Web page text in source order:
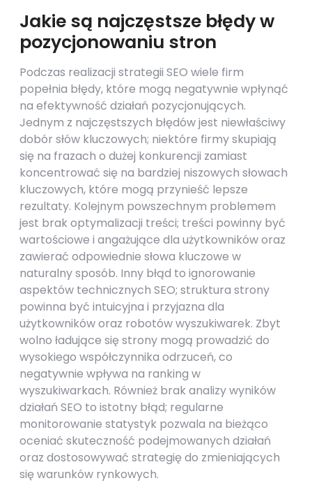
Jakie są najczęstsze błędy w
pozycjonowaniu stron
Podczas realizacji strategii SEO wiele firm
popełnia błędy, które mogą negatywnie wpłynąć
na efektywność działań pozycjonujących.
Jednym z najczęstszych błędów jest niewłaściwy
dobór słów kluczowych; niektóre firmy skupiają
się na frazach o dużej konkurencji zamiast
koncentrować się na bardziej niszowych słowach
kluczowych, które mogą przynieść lepsze
rezultaty. Kolejnym powszechnym problemem
jest brak optymalizacji treści; treści powinny być
wartościowe i angażujące dla użytkowników oraz
zawierać odpowiednie słowa kluczowe w
naturalny sposób. Inny błąd to ignorowanie
aspektów technicznych SEO; struktura strony
powinna być intuicyjna i przyjazna dla
użytkowników oraz robotów wyszukiwarek. Zbyt
wolno ładujące się strony mogą prowadzić do
wysokiego współczynnika odrzuceń, co
negatywnie wpływa na ranking w
wyszukiwarkach. Również brak analizy wyników
działań SEO to istotny błąd; regularne
monitorowanie statystyk pozwala na bieżąco
oceniać skuteczność podejmowanych działań
oraz dostosowywać strategię do zmieniających
się warunków rynkowych.